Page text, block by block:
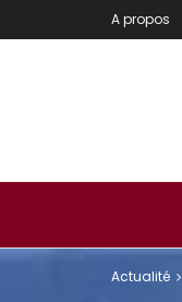
A propos
Actualité